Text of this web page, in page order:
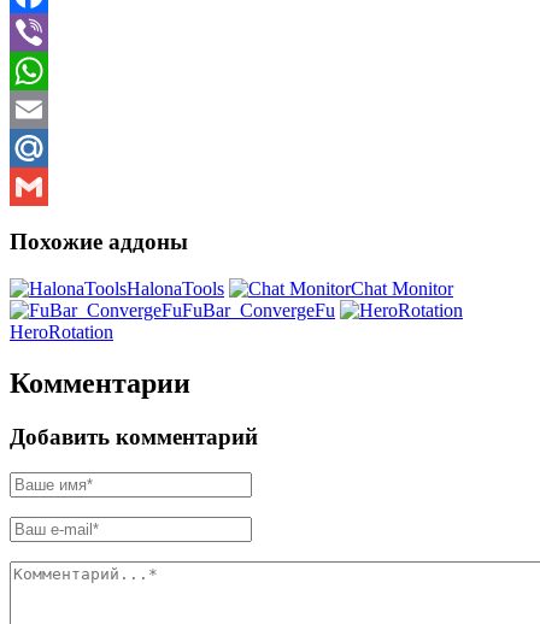
Facebook
Viber
WhatsApp
Email
Mail.Ru
Похожие аддоны
HalonaTools
Chat Monitor
FuBar_ConvergeFu
HeroRotation
Комментарии
Добавить комментарий